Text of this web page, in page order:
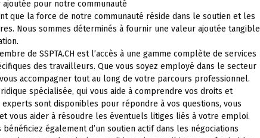
pour notre communauté
que la force de notre communauté réside dans le soutien et les
Nous sommes déterminés à fournir une valeur ajoutée tangible
de SSPTA.CH est l’accès à une gamme complète de services
des travailleurs. Que vous soyez employé dans le secteur
accompagner tout au long de votre parcours professionnel.
spécialisée, qui vous aide à comprendre vos droits et
sont disponibles pour répondre à vos questions, vous
vous aider à résoudre les éventuels litiges liés à votre emploi.
bénéficiez également d’un soutien actif dans les négociations